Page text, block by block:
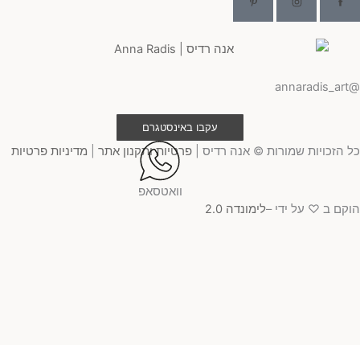
עקבו באינסטגרם
הזכויות שמורות © אנה רדיס | פרטיות ותקנון אתר| מדיניות פרטיות
ב ♡ על ידי – לימונדה 2.0
וואטסאפ